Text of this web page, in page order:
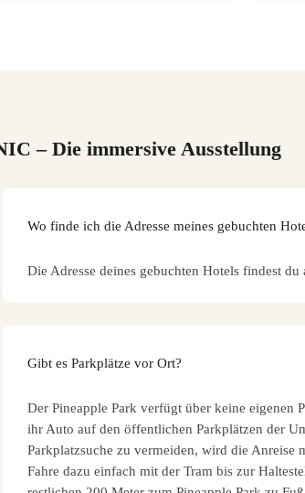
– Die immersive Ausstellung
Wo finde ich die Adresse meines gebuchten
Die Adresse deines gebuchten Hotels findest
Gibt es Parkplätze vor Ort?
Der Pineapple Park verfügt über keine eigenen
ihr Auto auf den öffentlichen Parkplätzen der
Parkplatzsuche zu vermeiden, wird die Anreise
Fahre dazu einfach mit der Tram bis zur